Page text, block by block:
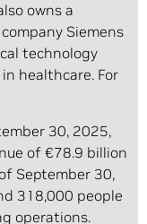
owns a
Siemens
technology
healthcare. For
30, 2025,
of €78.9 billion
September 30,
318,000 people
operations.